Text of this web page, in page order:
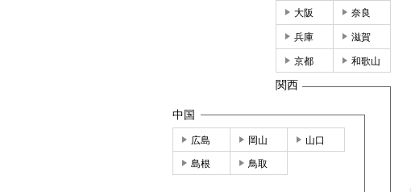
大阪 奈良
兵庫 滋賀
京都 和歌山
関西
中国
広島 岡山 山口
島根 鳥取